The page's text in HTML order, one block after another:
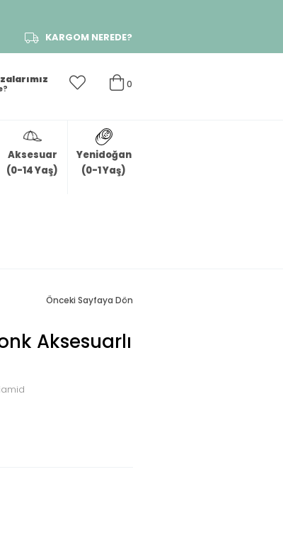
KARGOM NEREDE?
0
Aksesuar
(0-14 Yaş)
Yenidoğan
(0-1 Yaş)
Önceki Sayfaya Dön
Aksesuarlı